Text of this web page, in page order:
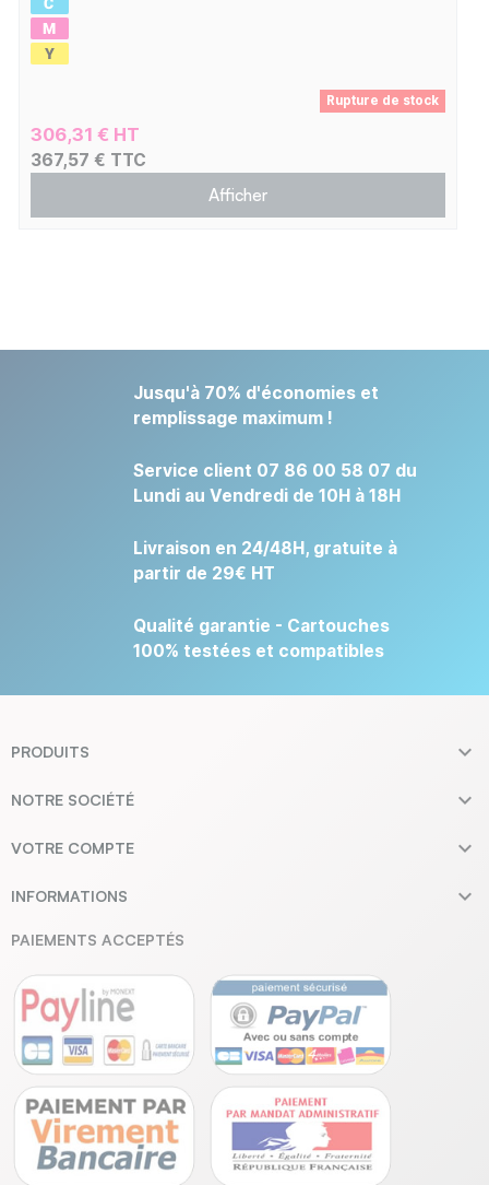
Rupture de stock
306,31 € HT
367,57 € TTC
Afficher
Jusqu'à 70% d'économies et
remplissage maximum !
Service client 07 86 00 58 07 du
Lundi au Vendredi de 10H à 18H
Livraison en 24/48H, gratuite à
partir de 29€ HT
Qualité garantie - Cartouches
100% testées et compatibles
PRODUITS 
NOTRE SOCIÉTÉ 
VOTRE COMPTE 
INFORMATIONS 
PAIEMENTS ACCEPTÉS